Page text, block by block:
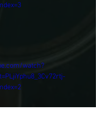
watch?